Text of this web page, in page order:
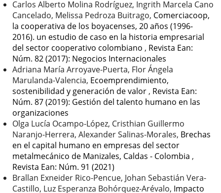
Carlos Alberto Molina Rodríguez, Ingrith Marcela Cano
Cancelado, Melissa Pedroza Buitrago, Comerciacoop,
la cooperativa de los boyacenses, 20 años (1996-
2016). un estudio de caso en la historia empresarial
del sector cooperativo colombiano , Revista Ean:
Núm. 82 (2017): Negocios Internacionales
Adriana María Arroyave-Puerta, Flor Ángela
Marulanda-Valencia, Ecoemprendimiento,
sostenibilidad y generación de valor , Revista Ean:
Núm. 87 (2019): Gestión del talento humano en las
organizaciones
Olga Lucía Ocampo-López, Cristhian Guillermo
Naranjo-Herrera, Alexander Salinas-Morales, Brechas
en el capital humano en empresas del sector
metalmecánico de Manizales, Caldas - Colombia ,
Revista Ean: Núm. 91 (2021)
Brallan Exneider Rico-Pencue, Johan Sebastián Vera-
Castillo, Luz Esperanza Bohórquez-Arévalo, Impacto